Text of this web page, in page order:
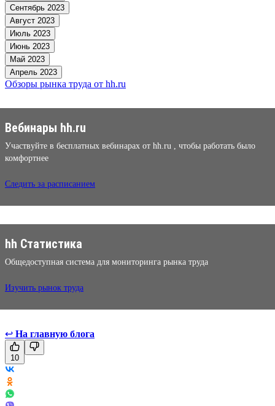
Сентябрь 2023
Август 2023
Июль 2023
Июнь 2023
Май 2023
Апрель 2023
Обзоры рынка труда от hh.ru
Вебинары hh.ru
Участвуйте в бесплатных вебинарах от hh.ru , чтобы работать было
комфортнее
Следить за расписанием
hh Статистика
Общедоступная система для мониторинга рынка труда
Изучить рынок труда
↩ На главную блога
10